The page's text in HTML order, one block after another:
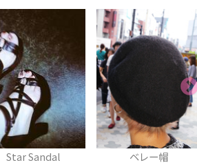
Star Sandal ベレー帽